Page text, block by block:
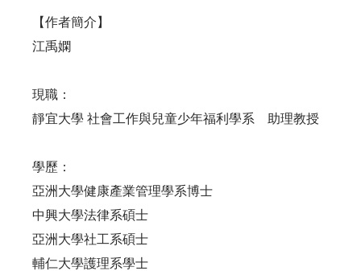
【作者簡介】
江禹嫻
現職：
靜宜大學 社會工作與兒童少年福利學系 助理教授
學歷：
亞洲大學健康產業管理學系博士
中興大學法律系碩士
亞洲大學社工系碩士
輔仁大學護理系學士